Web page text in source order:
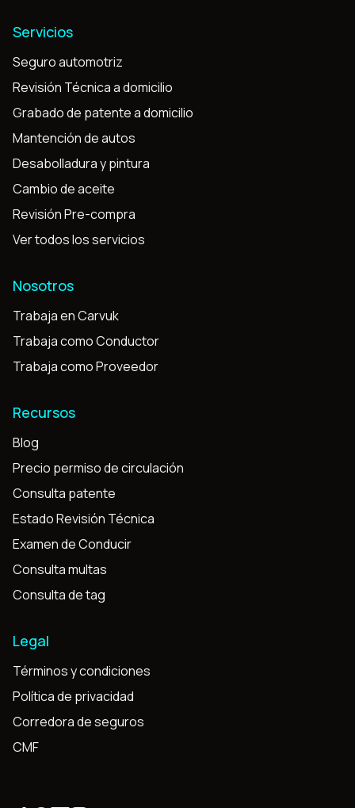
Servicios
Seguro automotriz
Revisión Técnica a domicilio
Grabado de patente a domicilio
Mantención de autos
Desabolladura y pintura
Cambio de aceite
Revisión Pre-compra
Ver todos los servicios
Nosotros
Trabaja en Carvuk
Trabaja como Conductor
Trabaja como Proveedor
Recursos
Blog
Precio permiso de circulación
Consulta patente
Estado Revisión Técnica
Examen de Conducir
Consulta multas
Consulta de tag
Legal
Términos y condiciones
Política de privacidad
Corredora de seguros
CMF